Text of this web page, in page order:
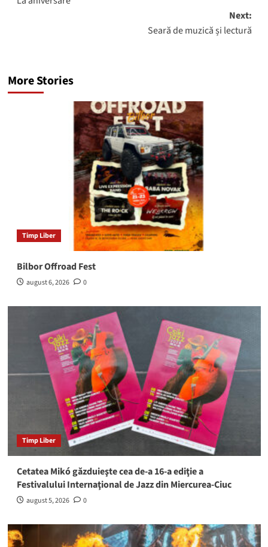
navigation
Next:
Seară de muzică și lectură
More Stories
Timp Liber
Bilbor Offroad Fest
august 6, 2026 0
Timp Liber
Cetatea Mikó găzduieşte cea de-a 16-a ediţie a
Festivalului Internaţional de Jazz din Miercurea-Ciuc
august 5, 2026 0